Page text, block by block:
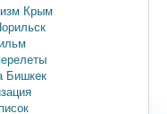
Крым
Бишкек